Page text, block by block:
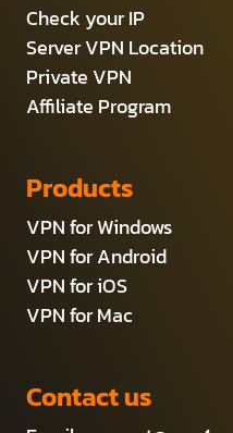
Check your IP
Server VPN Location
Private VPN
Affiliate Program
Products
VPN for Windows
VPN for Android
VPN for iOS
VPN for Mac
Contact us